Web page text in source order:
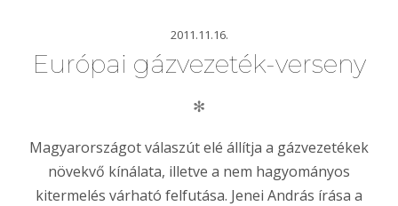
2011.11.16.
Európai gázvezeték-verseny
✻
Magyarországot válaszút elé állítja a gázvezetékek
növekvő kínálata, illetve a nem hagyományos
kitermelés várható felfutása. Jenei András írása a